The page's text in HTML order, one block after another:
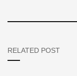
RELATED POST